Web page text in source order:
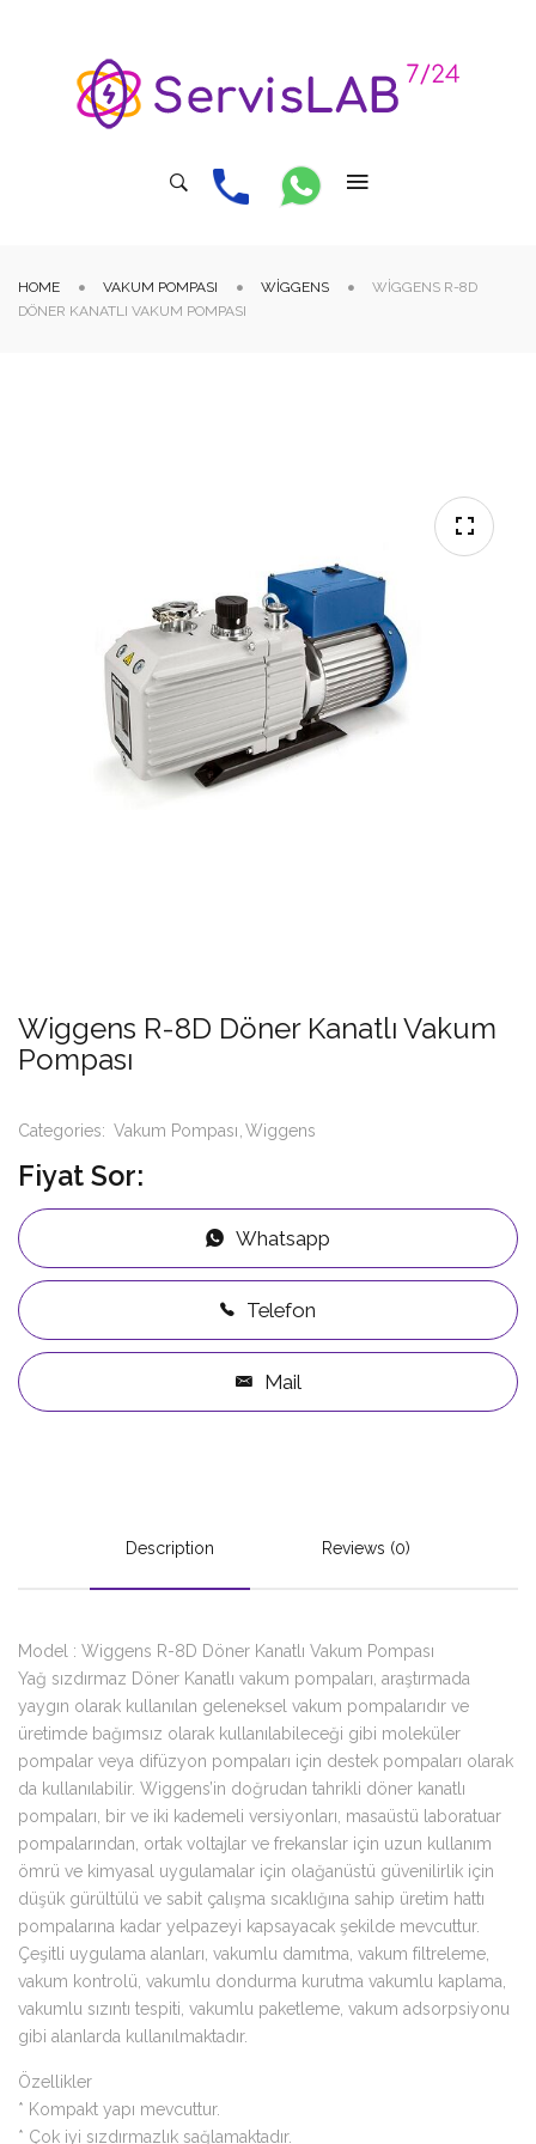
HOME VAKUM POMPASI WIGGENS
WIGGENS R-8D
DÖNER KANATLI VAKUM POMPASI
Wiggens R-8D Döner Kanatlı Vakum
Pompası
Categories: Vakum Pompası Wiggens
Fiyat Sor:
Whatsapp
Telefon
Mail
Description Reviews (0)
Model : Wiggens R-8D Döner Kanatlı Vakum Pompası
Yağ sızdırmaz Döner Kanatlı vakum pompaları, araştırmada
yaygın olarak kullanılan geleneksel vakum pompalarıdır ve
üretimde bağımsız olarak kullanılabileceği gibi moleküler
pompalar veya difüzyon pompaları için destek pompaları olarak
da kullanılabilir. Wiggens’in doğrudan tahrikli döner kanatlı
pompaları, bir ve iki kademeli versiyonları, masaüstü laboratuar
pompalarından, ortak voltajlar ve frekanslar için uzun kullanım
ömrü ve kimyasal uygulamalar için olağanüstü güvenilirlik için
düşük gürültülü ve sabit çalışma sıcaklığına sahip üretim hattı
pompalarına kadar yelpazeyi kapsayacak şekilde mevcuttur.
Çeşitli uygulama alanları, vakumlu damıtma, vakum filtreleme,
vakum kontrolü, vakumlu dondurma kurutma vakumlu kaplama,
vakumlu sızıntı tespiti, vakumlu paketleme, vakum adsorpsiyonu
gibi alanlarda kullanılmaktadır.
Özellikler
* Kompakt yapı mevcuttur.
* Çok iyi sızdırmazlık sağlamaktadır.